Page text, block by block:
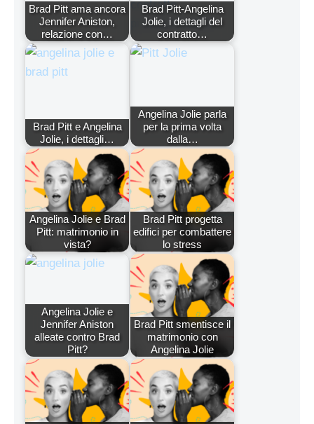
Brad Pitt ama ancora
Jennifer Aniston,
relazione con…
Brad Pitt-Angelina
Jolie, i dettagli del
contratto…
Brad Pitt e Angelina
Jolie, i dettagli…
Angelina Jolie parla
per la prima volta
dalla…
Angelina Jolie e Brad
Pitt: matrimonio in
vista?
Brad Pitt progetta
edifici per combattere
lo stress
Angelina Jolie e
Jennifer Aniston
alleate contro Brad
Pitt?
Brad Pitt smentisce il
matrimonio con
Angelina Jolie